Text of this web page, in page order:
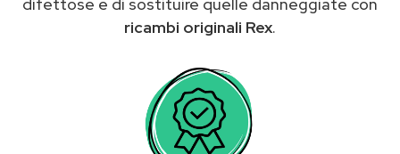
ricambi originali Rex.